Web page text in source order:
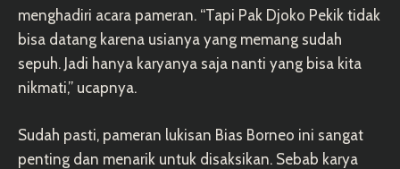
menghadiri acara pameran. “Tapi Pak Djoko Pekik tidak
bisa datang karena usianya yang memang sudah
sepuh. Jadi hanya karyanya saja nanti yang bisa kita
nikmati,” ucapnya.
Sudah pasti, pameran lukisan Bias Borneo ini sangat
penting dan menarik untuk disaksikan. Sebab karya